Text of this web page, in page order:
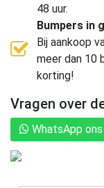
48 uur.
Bumpers in
Bij aankoop
meer dan 10
korting!
Vragen over
WhatsApp ons